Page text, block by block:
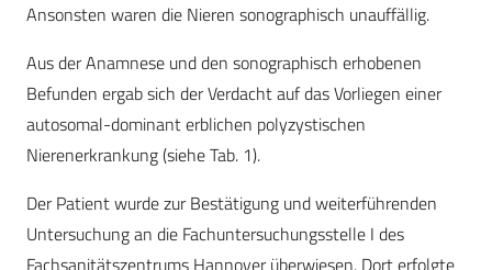
Ansonsten waren die Nieren sonographisch unauffällig.
Aus der Anamnese und den sonographisch erhobenen
Befunden ergab sich der Verdacht auf das Vorliegen einer
autosomal-dominant erblichen polyzystischen
Nierenerkrankung (siehe Tab. 1).
Der Patient wurde zur Bestätigung und weiterführenden
Untersuchung an die Fachuntersuchungsstelle I des
Fachsanitätszentrums Hannover überwiesen. Dort erfolgte